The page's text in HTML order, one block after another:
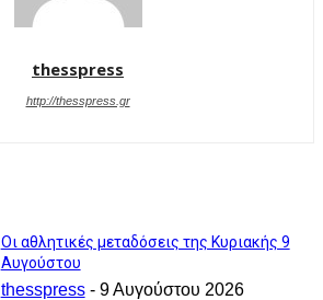
thesspress
http://thesspress.gr
Οι αθλητικές μεταδόσεις της Κυριακής 9
Αυγούστου
thesspress - 9 Αυγούστου 2026